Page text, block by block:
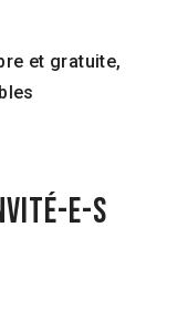
et gratuite,
e-s